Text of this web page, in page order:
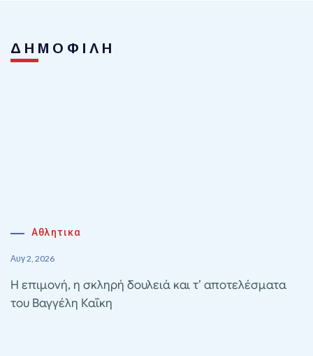
ΔΗΜΟΦΙΛΗ
Αθλητικα
Αυγ 2, 2026
Η επιμονή, η σκληρή δουλειά και τ’ αποτελέσματα
του Βαγγέλη Καΐκη